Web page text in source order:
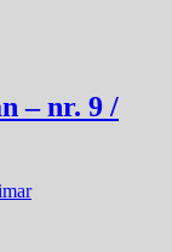
– nr. 9 /